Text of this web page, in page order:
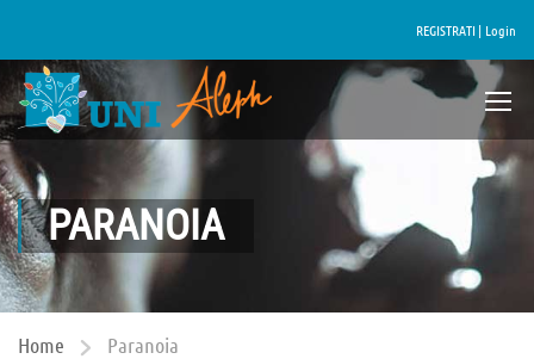
REGISTRATI | Login
PARANOIA
Home Paranoia